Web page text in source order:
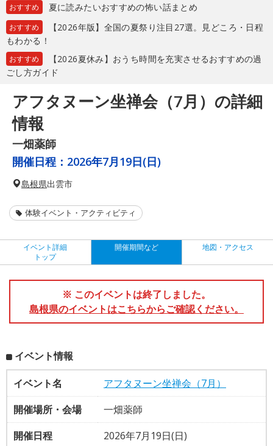
おすすめ 夏に読みたいおすすめの怖い話まとめ
おすすめ
【2026年版】全国の夏祭り注目27選。見どころ・日程
もわかる！
おすすめ
【2026夏休み】おうち時間を充実させるおすすめの過
ごし方ガイド
アフタヌーン坐禅会（7月）の詳細
情報
一畑薬師
開催日程： 2026年7月19日(日)
島根県出雲市
体験イベント・アクティビティ
イベント詳細
トップ
開催期間など 地図・アクセス
※ このイベントは終了しました。
島根県のイベントはこちらからご確認ください。
イベント情報
イベント名
アフタヌーン坐禅会（7月）
開催場所・会場
一畑薬師
開催日程
2026年7月19日(日)